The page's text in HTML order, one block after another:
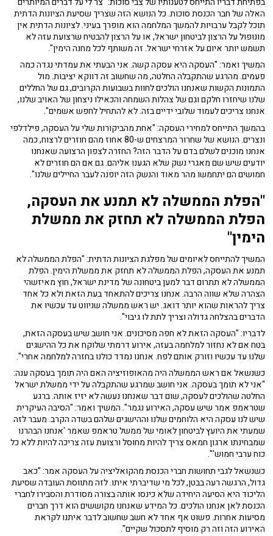
האלה של חבר הכנסת סוכות. כל הנושא הזה שצריך שסיעת הציונות הדתית
תוכל לקבל ערבויות להמשך המלחמה הוא מופרך בעיני. לציונות הדתית אין
מונופול על הרצון לביטחון ישראל, או על הרצון להבטיח שרצועת עזה לא
תשמש יותר איום על אזרחי ישראל. זה משותף לכל מחנה הימין".
המשיך ואמר: "העסקה היא עסקה קשה. אני הבעתי את עמדתי נגדה כמה
פעמים. מהרגע שהתקבלה החלטה, מה שחשוב זה דווקא יציבות. מול
התמונות הקשות שאנחנו הולכים לחוות בשבועות הקרובים, גם של החללים
שלנו שיחזרו חלקם וגם של צהלות השמחה והכאילו ניצחון של האויב שלנו,
אנחנו צריכים לעמוד שלובי ידיים בזה. לא להתחיל לחפש אשמים".
בהמשך התייחס למחירי העסקה: "אחת מהביקורות שלי על העסקה, פילדלפי
ונצרים. הנושא של שחרור המרצחים ש-80 אחוז מהם חוזרים לרצוח, כמה
אנחנו מוכנים לשלם בדם על הדבר הזה? החזרה לצפון הרצועה שאנחנו
יודעים שיש שם מאגרי נשק שלא הגענו אליהם. גם אם הם חוזרים לא
חמושים הם יתחמשו מהר מאוד והנשק הזה יופנה לעבר החיילים שלנו".
"הפלת הממשלה לא תמנע את העסקה,
הפלת הממשלה לא תחזק את ממשלת
הימין"
המשיך להתייחס לאיומים של מפלגת הציונות הדתית: "הפלת הממשלה לא
תמנע את העסקה, הפלת הממשלה לא תחזק את ממשלת הימין. הפלת
הממשלה לא תתרום דבר למען ביטחונה של מדינת ישראל, חוץ מאיזשהי
הצהרה שלא שווה הרבה. אנחנו צריכים להתאחד בעת הזאת ולא כל אחד
צריך להראות שהוא יותר דואג. יש ראש ממשלה שניווט עד עכשיו את
הדברים בהצלחה גדולה וצריך לתת לו גיבוי".
לדבריו: "העסקה הזאת לא חפה מסיכונים. אני חושב שיש בעסקה הזאת,
בטח אם לא נחזור למלחמה בעזה, אירוע דרמתי שלוקח את כל ההישגים
שלנו עד עכשיו וזורק אותם לפח. אנחנו נמדד כולנו בחזרה למלחמה אחרי".
כשנשאל אם ראש הממשלה היה מהאופוזיציה האם היה תומך בעסקה ענה:
"אני לא תומך בעסקה. אני חושב שמרגע שהתקבלה על ידי ממשלת ישראל
החלטה שהולכים לעסקה, שום דבר שאנחנו נעשה לא יזיז אותה. ברגע
שטראמפ אמר שיש עסקה, האירוע נגמר". המשיך ואמר: "הסיבה העיקרית
שיש לנו עסקה היא הלוחמים שלנו וההישגים שלהם בשדה הקרב. מעבר לזה
שמעתי את היועץ לביטחון לאומי של ממשל טראמפ שאמר 'אנחנו הבהרנו
שמבחינתו ארגון חמאס צריך להיות מחוסל ורצועת עזה צריכה להיות ללא כל
כוח ערבי חמוש'".
כשנשאל לגבי תחושות חברי הכנסת מהקואליציה על העסקה אמר: "כאב
גדול, הרגשה רעה בבטן, לכל מי שדיברתי איתו. לזה מתווסת העובדה שסיעת
הליכוד היא הסיעה היחידה שלא כינסו אותה בצורה מסודרת והסבירו לחברי
הכנסת לאן אנחנו הולכים. כל המידע שאנחנו מקוששים הוא דרך חברים
מסיעות אחרות. פשוט אף אחד לא חשב שחשוב לדבר איתנו לקראת
האירוע הזה וזה רק מוסיף לתסכול שקיים".